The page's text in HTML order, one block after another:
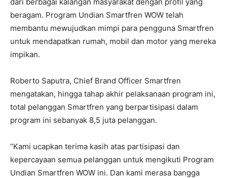
beragam. Program Undian Smartfren WOW telah
membantu mewujudkan mimpi para pengguna Smartfren
untuk mendapatkan rumah, mobil dan motor yang mereka
impikan.
Roberto Saputra, Chief Brand Officer Smartfren
mengatakan, hingga tahap akhir pelaksanaan program ini,
total pelanggan Smartfren yang berpartisipasi dalam
program ini sebanyak 8,5 juta pelanggan.
“Kami ucapkan terima kasih atas partisipasi dan
kepercayaan semua pelanggan untuk mengikuti Program
Undian Smartfren WOW ini. Dan kami merasa bangga